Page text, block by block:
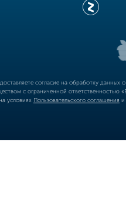
согласие на обработку
с ограниченной
условиях Пользовательского соглашения и